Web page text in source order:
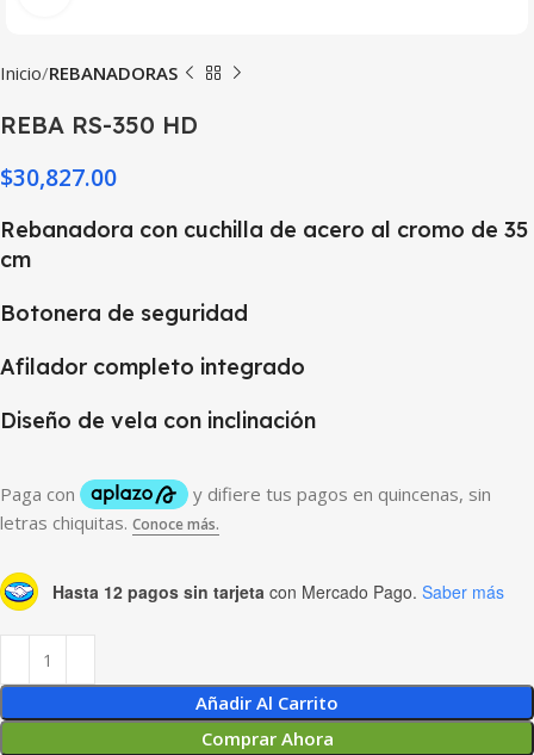
Inicio REBANADORAS
REBA RS-350 HD
$30,827.00
Rebanadora con cuchilla de acero al cromo de 35
cm
Botonera de seguridad
Afilador completo integrado
Diseño de vela con inclinación
Hasta 12 pagos sin tarjeta con Mercado Pago. Saber más
Añadir Al Carrito
Comprar Ahora